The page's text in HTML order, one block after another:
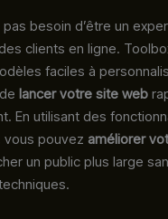
pas besoin d’être un
clients en ligne.
faciles à
lancer votre site web
En utilisant des
vous pouvez améliorer
un public plus large